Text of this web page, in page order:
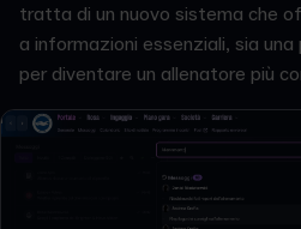
tratta di un nuovo sistema che
a informazioni essenziali, sia
per diventare un allenatore più